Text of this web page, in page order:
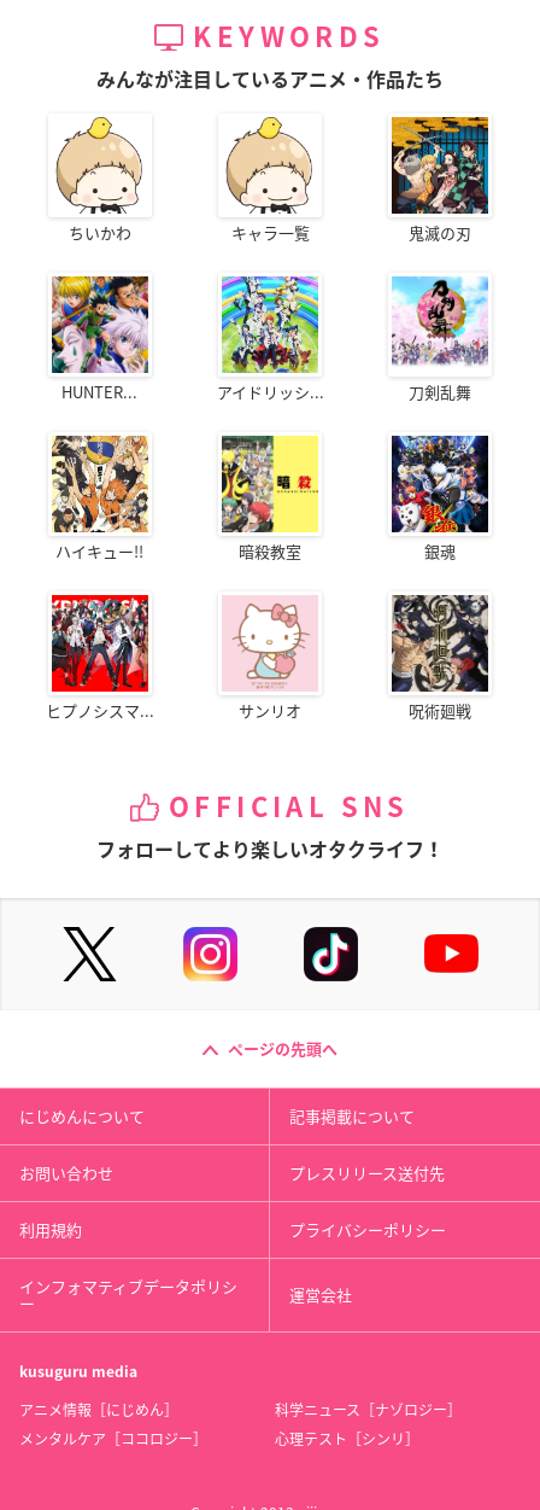
KEYWORDS
みんなが注目しているアニメ・作品たち
ちいかわ キャラ一覧 鬼滅の刃
HUNTER... アイドリッシ... 刀剣乱舞
ハイキュー!! 暗殺教室 銀魂
ヒプノシスマ... サンリオ 呪術廻戦
OFFICIAL SNS
フォローしてより楽しいオタクライフ！
ページの先頭へ
にじめんについて 記事掲載について
お問い合わせ プレスリリース送付先
利用規約 プライバシーポリシー
インフォマティブデータポリシ
ー 運営会社
kusuguru media
アニメ情報［にじめん］
科学ニュース［ナゾロジー］
メンタルケア［ココロジー］
心理テスト［シンリ］